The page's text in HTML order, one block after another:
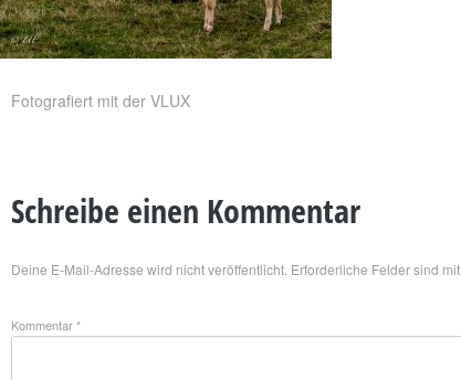
Fotografiert mit der VLUX
Schreibe einen Kommentar
Deine E-Mail-Adresse wird nicht veröffentlicht. Erforderliche Felder sind mit
Kommentar*